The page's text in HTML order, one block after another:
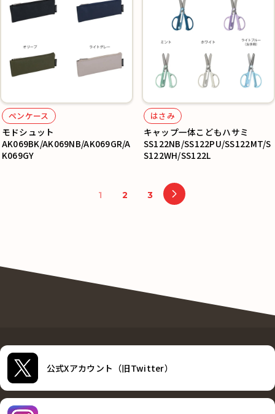
ペンケース
モドシュット
AK069BK/AK069NB/AK069GR/A
K069GY
はさみ
キャップ一体こどもハサミ
SS122NB/SS122PU/SS122MT/S
S122WH/SS122L
1 2 3
公式Xアカウント（旧Twitter）